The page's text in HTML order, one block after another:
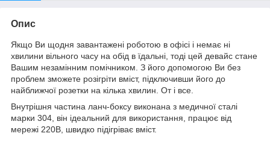
Опис
Якщо Ви щодня завантажені роботою в офісі і немає ні
хвилини вільного часу на обід в їдальні, тоді цей девайс стане
Вашим незамінним помічником. З його допомогою Ви без
проблем зможете розігріти вміст, підключивши його до
найближчої розетки на кілька хвилин. От і все.
Внутрішня частина ланч-боксу виконана з медичної сталі
марки 304, він ідеальний для використання, працює від
мережі 220В, швидко підігріває вміст.